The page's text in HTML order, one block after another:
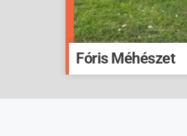
Fóris Méhészet